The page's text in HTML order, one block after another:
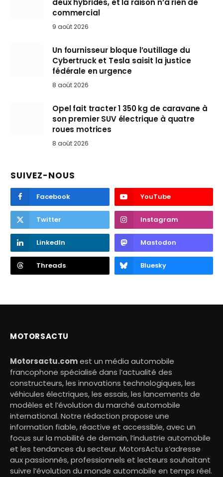
deux hybrides, et la raison n’a rien de
commercial
9 août 2026
Un fournisseur bloque l’outillage du
Cybertruck et Tesla saisit la justice
fédérale en urgence
8 août 2026
Opel fait tracter 1 350 kg de caravane à
son premier SUV électrique à quatre
roues motrices
8 août 2026
SUIVEZ-NOUS
Facebook YouTube
Twitter Instagram
LinkedIn Mastodon
Threads Bluesky
MOTORSACTU
Motorsactu.comest un média automobile
francophone spécialisé dans l’actualité des
constructeurs, les innovations technologiques, les
véhicules électriques, les essais, les lancements de
modèles et l’évolution du marché automobile
international. Notre rédaction propose une
information fiable, réactive et accessible, avec un
focus sur la mobilité de demain, l’industrie automobile
et les tendances du secteur. MotorsActu s’adresse
aux passionnés, professionnels et lecteurs souhaitant
suivre l’évolution du monde automobile en temps réel.